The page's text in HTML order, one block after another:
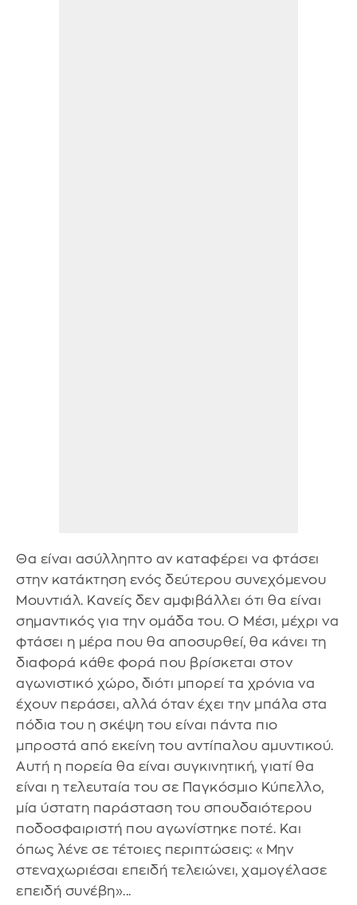
Θα είναι ασύλληπτο αν καταφέρει να φτάσει
στην κατάκτηση ενός δεύτερου συνεχόμενου
Μουντιάλ. Κανείς δεν αμφιβάλλει ότι θα είναι
σημαντικός για την ομάδα του. Ο Μέσι, μέχρι να
φτάσει η μέρα που θα αποσυρθεί, θα κάνει τη
διαφορά κάθε φορά που βρίσκεται στον
αγωνιστικό χώρο, διότι μπορεί τα χρόνια να
έχουν περάσει, αλλά όταν έχει την μπάλα στα
πόδια του η σκέψη του είναι πάντα πιο
μπροστά από εκείνη του αντίπαλου αμυντικού.
Αυτή η πορεία θα είναι συγκινητική, γιατί θα
είναι η τελευταία του σε Παγκόσμιο Κύπελλο,
μία ύστατη παράσταση του σπουδαιότερου
ποδοσφαιριστή που αγωνίστηκε ποτέ. Και
όπως λένε σε τέτοιες περιπτώσεις: «Μην
στεναχωριέσαι επειδή τελειώνει, χαμογέλασε
επειδή συνέβη»...